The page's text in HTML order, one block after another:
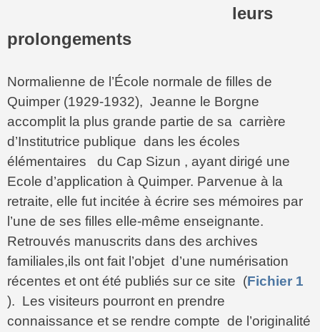
leurs
prolongements
Normalienne de l’École normale de filles de
Quimper (1929-1932), Jeanne le Borgne
accomplit la plus grande partie de sa carrière
d’Institutrice publique dans les écoles
élémentaires du Cap Sizun , ayant dirigé une
Ecole d’application à Quimper. Parvenue à la
retraite, elle fut incitée à écrire ses mémoires par
l’une de ses filles elle-même enseignante.
Retrouvés manuscrits dans des archives
familiales,ils ont fait l’objet d’une numérisation
récentes et ont été publiés sur ce site (Fichier 1
). Les visiteurs pourront en prendre
connaissance et se rendre compte de l’originalité